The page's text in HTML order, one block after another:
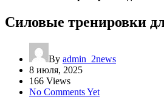
Силовые тренировки
By admin_2news
8 июля, 2025
166 Views
No Comments Yet